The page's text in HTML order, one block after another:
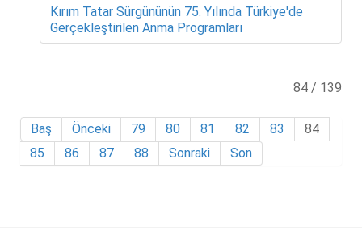
Kırım Tatar Sürgününün 75. Yılında Türkiye'de
Gerçekleştirilen Anma Programları
84 / 139
Baş Önceki 79 80 81 82 83
84
85
86 87 88 Sonraki Son